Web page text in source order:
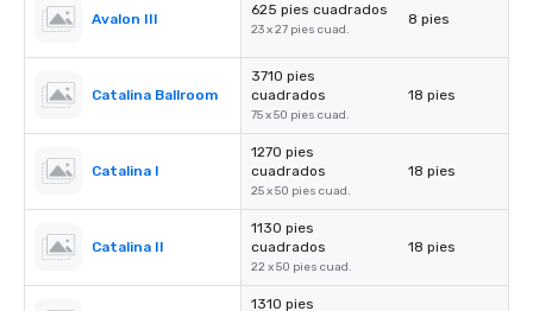
Avalon III
625 pies cuadrados
23 x 27 pies cuad.
8 pies
Catalina Ballroom
3710 pies
cuadrados
75 x 50 pies cuad.
18 pies
Catalina I
1270 pies
cuadrados
25 x 50 pies cuad.
18 pies
Catalina II
1130 pies
cuadrados
22 x 50 pies cuad.
18 pies
1310 pies